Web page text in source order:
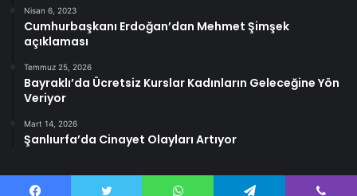
Nisan 6, 2023
Cumhurbaşkanı Erdoğan’dan Mehmet Şimşek
açıklaması
Temmuz 25, 2026
Bayraklı’da Ücretsiz Kurslar Kadınların Geleceğine Yön
Veriyor
Mart 14, 2026
Şanlıurfa’da Cinayet Olayları Artıyor